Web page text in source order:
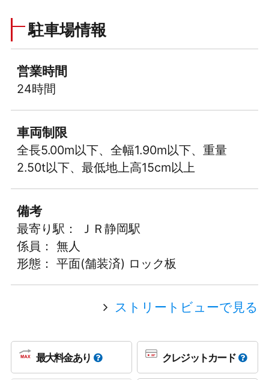
駐車場情報
営業時間
24時間
車両制限
全長5.00m以下、全幅1.90m以下、重量
2.50t以下、最低地上高15cm以上
備考
最寄り駅： ＪＲ静岡駅
係員： 無人
形態： 平面(舗装済) ロック板
ストリートビューで見る
最大料金あり クレジットカード